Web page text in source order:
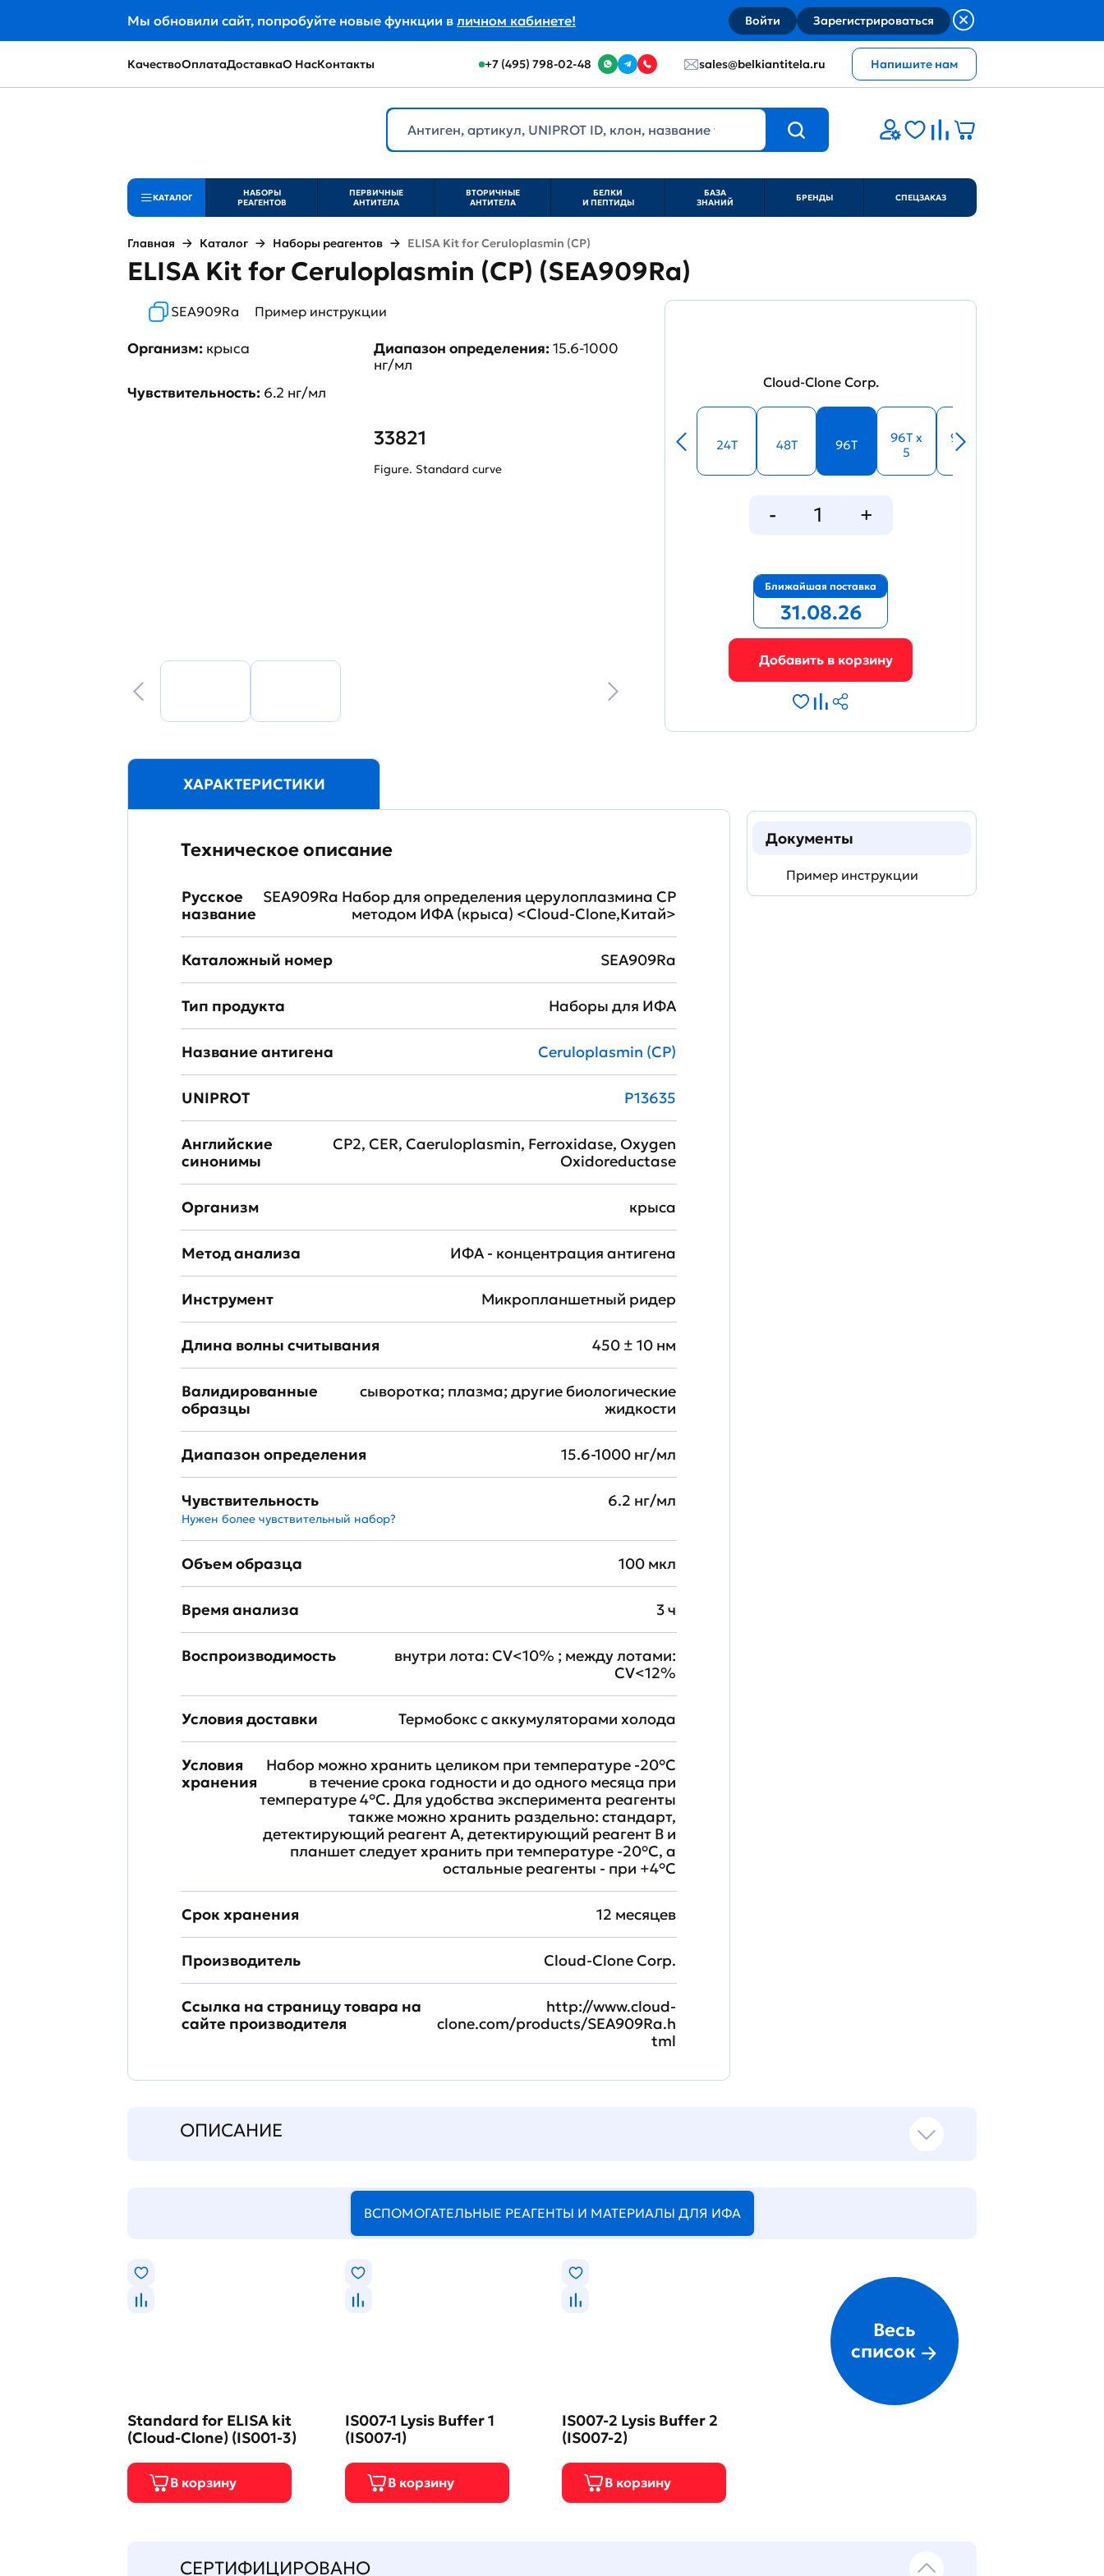
Мы обновили сайт, попробуйте новые функции в личном кабинете! Войти Зарегистрироваться
КачествоОплатаДоставкаО НасКонтакты +7 (495) 798-02-48 sales@belkiantitela.ru Напишите нам
КАТАЛОГ
НАБОРЫ
РЕАГЕНТОВ
ПЕРВИЧНЫЕ
АНТИТЕЛА
ВТОРИЧНЫЕ
АНТИТЕЛА
БЕЛКИ
И ПЕПТИДЫ
БАЗА
ЗНАНИЙ
БРЕНДЫ СПЕЦЗАКАЗ
Главная Каталог Наборы реагентов ELISA Kit for Ceruloplasmin (CP)
ELISA Kit for Ceruloplasmin (CP) (SEA909Ra)
SEA909Ra Пример инструкции
Организм: крыса Диапазон определения:15.6-1000
нг/мл
Чувствительность: 6.2 нг/мл
33821
Figure. Standard curve
Cloud-Clone Corp.
24T 48T 96T
96T x
5
96T x
10
Ближайшая поставка
31.08.26
ХАРАКТЕРИСТИКИ
Техническое описание
Русское
название
SEA909Ra Набор для определения церулоплазмина CP
методом ИФА (крыса) <Cloud-Clone,Китай>
Каталожный номер SEA909Ra
Тип продукта Наборы для ИФА
Название антигена Ceruloplasmin (CP)
UNIPROT P13635
Английские
синонимы
CP2, CER, Caeruloplasmin, Ferroxidase, Oxygen
Oxidoreductase
Организм крыса
Метод анализа ИФА - концентрация антигена
Инструмент Микропланшетный ридер
Длина волны считывания 450 ± 10 нм
Валидированные
образцы
сыворотка; плазма; другие биологические
жидкости
Диапазон определения 15.6-1000 нг/мл
Чувствительность
Нужен более чувствительный набор?
6.2 нг/мл
Объем образца 100 мкл
Время анализа 3 ч
Воспроизводимость
внутри лота: CV<10% ; между лотами:
CV<12%
Условия доставки Термобокс с аккумуляторами холода
Условия
хранения
Набор можно хранить целиком при температуре -20°C
в течение срока годности и до одного месяца при
температуре 4°C. Для удобства эксперимента реагенты
также можно хранить раздельно: стандарт,
детектирующий реагент A, детектирующий реагент B и
планшет следует хранить при температуре -20°C, а
остальные реагенты - при +4°С
Срок хранения 12 месяцев
Производитель Cloud-Clone Corp.
Ссылка на страницу товара на
сайте производителя
http://www.cloud-
clone.com/products/SEA909Ra.h
tml
Документы
Пример инструкции
ОПИСАНИЕ
ВСПОМОГАТЕЛЬНЫЕ РЕАГЕНТЫ И МАТЕРИАЛЫ ДЛЯ ИФА
Standard for ELISA kit
(Cloud-Clone) (IS001-3)
IS007-1 Lysis Buffer 1
(IS007-1)
IS007-2 Lysis Buffer 2
(IS007-2)
Весь
список
СЕРТИФИЦИРОВАНО